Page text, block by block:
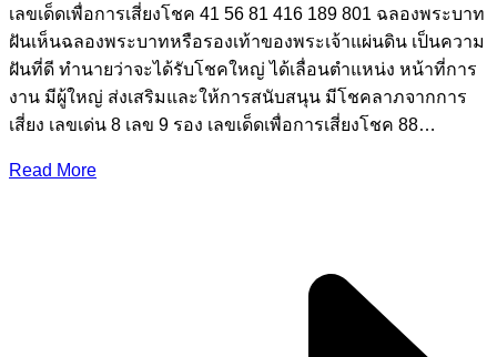
เลขเด็ดเพื่อการเสี่ยงโชค 41 56 81 416 189 801 ฉลองพระบาท
ฝันเห็นฉลองพระบาทหรือรองเท้าของพระเจ้าแผ่นดิน เป็นความ
ฝันที่ดี ทํานายว่าจะได้รับโชคใหญ่ ได้เลื่อนตําแหน่ง หน้าที่การ
งาน มีผู้ใหญ่ ส่งเสริมและให้การสนับสนุน มีโชคลาภจากการ
เสี่ยง เลขเด่น 8 เลข 9 รอง เลขเด็ดเพื่อการเสี่ยงโชค 88…
Read More